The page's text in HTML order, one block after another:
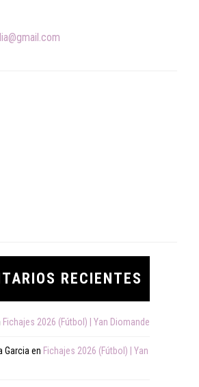
RECIENTES
Fichajes 2026 (Fútbol) | Yan Diomande
Garcia en Fichajes 2026 (Fútbol) | Yan